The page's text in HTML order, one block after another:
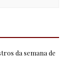
da semana de